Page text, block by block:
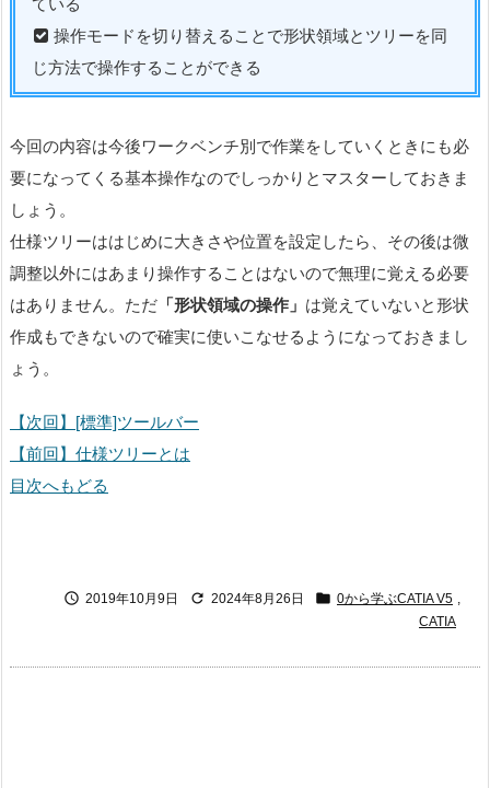
ている
操作モードを切り替えることで形状領域とツリーを同
じ方法で操作することができる
今回の内容は今後ワークベンチ別で作業をしていくときにも必
要になってくる基本操作なのでしっかりとマスターしておきま
しょう。
仕様ツリーははじめに大きさや位置を設定したら、その後は微
調整以外にはあまり操作することはないので無理に覚える必要
はありません。ただ 「形状領域の操作」 は覚えていないと形状
作成もできないので確実に使いこなせるようになっておきまし
ょう。
【次回】[標準]ツールバー
【前回】仕様ツリーとは
目次へもどる
 2019年10月9日  2024年8月26日  0から学ぶCATIA V5
CATIA